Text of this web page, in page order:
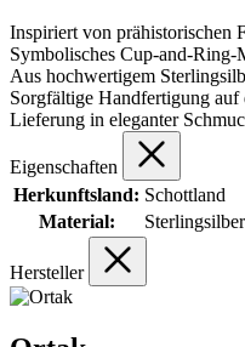
Inspiriert von prähistorischen
Symbolisches Cup-and-
Aus hochwertigem
Sorgfältige Handfertigung auf
Lieferung in eleganter
Eigenschaften
Herkunftsland: Schottland
Material:
Hersteller